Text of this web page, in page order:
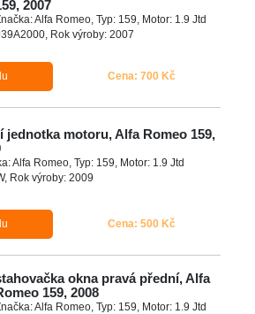
2007
Alfa Romeo, Typ: 159, Motor: 1.9 Jtd
Rok výroby: 2007
Cena: 700 Kč
jednotka motoru, Alfa Romeo 159,
Alfa Romeo, Typ: 159, Motor: 1.9 Jtd
Rok výroby: 2009
Cena: 500 Kč
okna pravá přední, Alfa
159, 2008
Alfa Romeo, Typ: 159, Motor: 1.9 Jtd